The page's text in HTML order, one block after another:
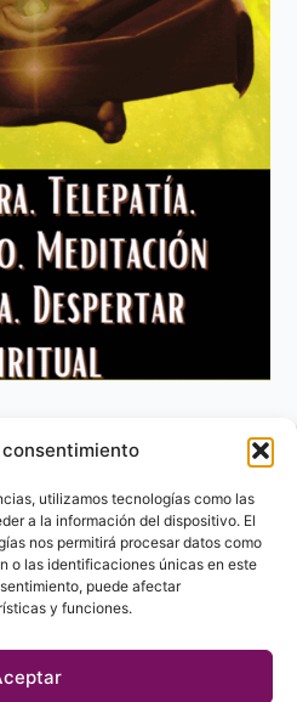
utilizamos tecnologías como las
a la información del dispositivo. El
nos permitirá procesar datos como
o las identificaciones únicas en este
puede afectar
y funciones.
Legal
privacidad
de Cookies